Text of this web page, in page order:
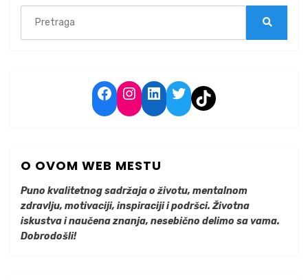
for:
Facebook
Instagram
LinkedIn
TwitterTikTok
O OVOM WEB MESTU
Puno kvalitetnog sadržaja o životu, mentalnom
zdravlju, motivaciji, inspiraciji i podršci. Životna
iskustva i naučena znanja, nesebično delimo sa vama.
Dobrodošli!